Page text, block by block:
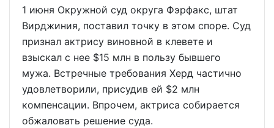
1 июня Окружной суд округа Фэрфакс, штат
Вирджиния, поставил точку в этом споре. Суд
признал актрису виновной в клевете и
взыскал с нее $15 млн в пользу бывшего
мужа. Встречные требования Херд частично
удовлетворили, присудив ей $2 млн
компенсации. Впрочем, актриса собирается
обжаловать решение суда.